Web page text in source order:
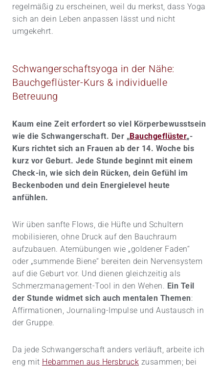
regelmäßig zu erscheinen, weil du merkst, dass Yoga
sich an dein Leben anpassen lässt und nicht
umgekehrt.
Schwangerschaftsyoga in der Nähe:
Bauchgeflüster-Kurs & individuelle
Betreuung
Kaum eine Zeit erfordert so viel Körperbewusstsein
wie die Schwangerschaft. Der „Bauchgeflüster„-
Kurs richtet sich an Frauen ab der 14. Woche bis
kurz vor Geburt. Jede Stunde beginnt mit einem
Check-in, wie sich dein Rücken, dein Gefühl im
Beckenboden und dein Energielevel heute
anfühlen.
Wir üben sanfte Flows, die Hüfte und Schultern
mobilisieren, ohne Druck auf den Bauchraum
aufzubauen. Atemübungen wie „goldener Faden“
oder „summende Biene“ bereiten dein Nervensystem
auf die Geburt vor. Und dienen gleichzeitig als
Schmerzmanagement-Tool in den Wehen. Ein Teil
der Stunde widmet sich auch mentalen Themen:
Affirmationen, Journaling-Impulse und Austausch in
der Gruppe.
Da jede Schwangerschaft anders verläuft, arbeite ich
eng mit Hebammen aus Hersbruck zusammen; bei